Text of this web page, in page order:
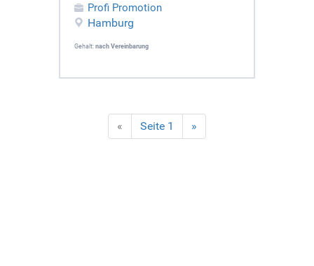
Profi Promotion
Hamburg
Gehalt: nach Vereinbarung
« Seite 1 »